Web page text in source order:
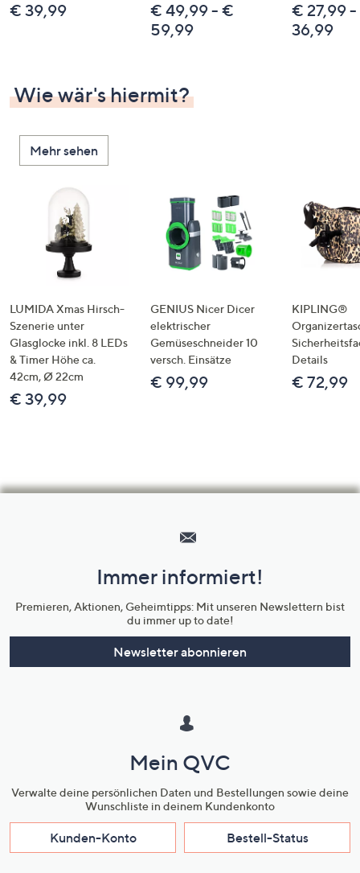
€ 39,99
€ 49,99 - €
59,99
€ 27,99
36,99
Wie wär's hiermit?
Mehr sehen
LUMIDA Xmas Hirsch-
Szenerie unter
Glasglocke inkl. 8 LEDs
& Timer Höhe ca.
42cm, Ø 22cm
€ 39,99
GENIUS Nicer Dicer
elektrischer
Gemüseschneider 10
versch. Einsätze
€ 99,99
KIPLING®
Details
€ 72,99
Unternehmensinformationen
Immer informiert!
Premieren, Aktionen, Geheimtipps: Mit unseren Newslettern bist
du immer up to date!
Newsletter abonnieren
Mein QVC
Verwalte deine persönlichen Daten und Bestellungen sowie deine
Wunschliste in deinem Kundenkonto
Kunden-Konto Bestell-Status